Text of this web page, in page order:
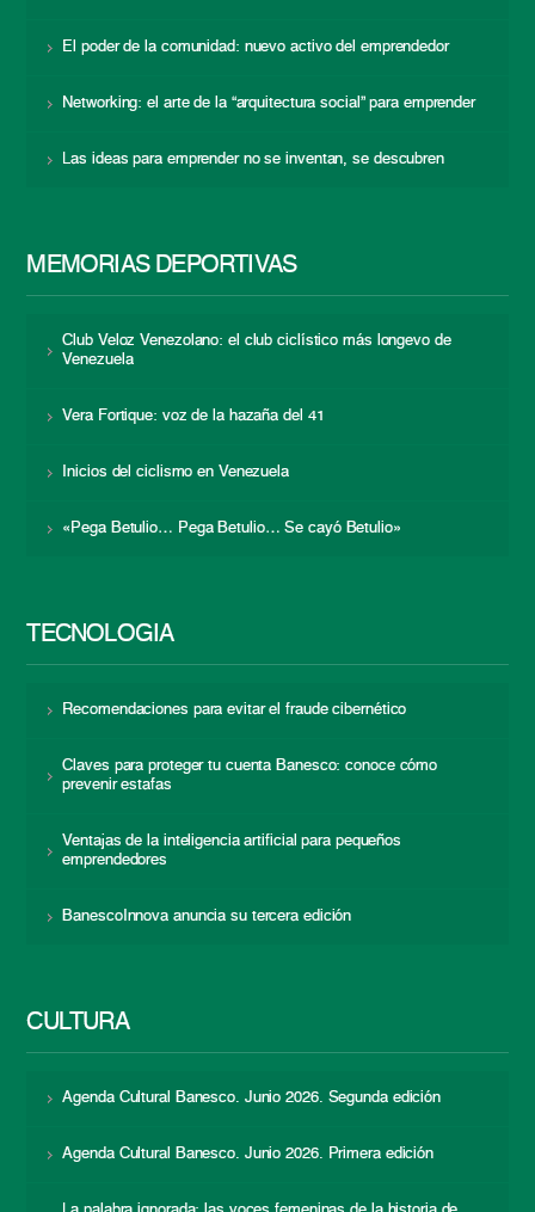
El poder de la comunidad: nuevo activo del emprendedor
Networking: el arte de la “arquitectura social” para emprender
Las ideas para emprender no se inventan, se descubren
MEMORIAS DEPORTIVAS
Club Veloz Venezolano: el club ciclístico más longevo de
Venezuela
Vera Fortique: voz de la hazaña del 41
Inicios del ciclismo en Venezuela
«Pega Betulio… Pega Betulio… Se cayó Betulio»
TECNOLOGÍA
Recomendaciones para evitar el fraude cibernético
Claves para proteger tu cuenta Banesco: conoce cómo
prevenir estafas
Ventajas de la inteligencia artificial para pequeños
emprendedores
BanescoInnova anuncia su tercera edición
CULTURA
Agenda Cultural Banesco. Junio 2026. Segunda edición
Agenda Cultural Banesco. Junio 2026. Primera edición